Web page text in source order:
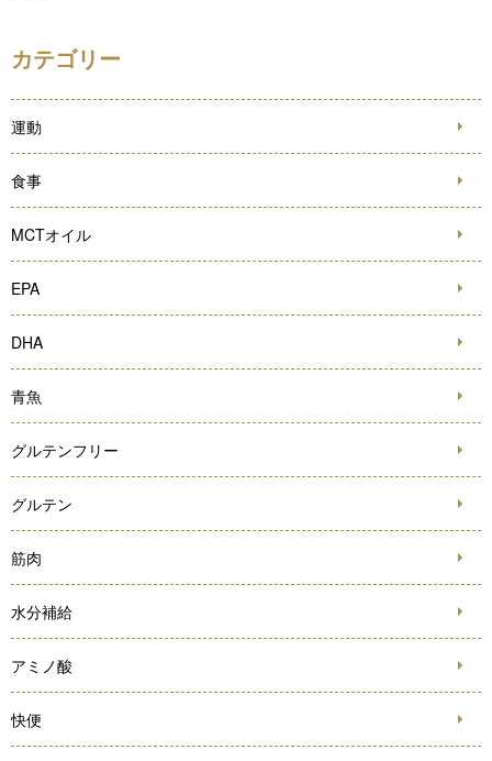
カテゴリー
運動
食事
MCTオイル
EPA
DHA
青魚
グルテンフリー
グルテン
筋肉
水分補給
アミノ酸
快便